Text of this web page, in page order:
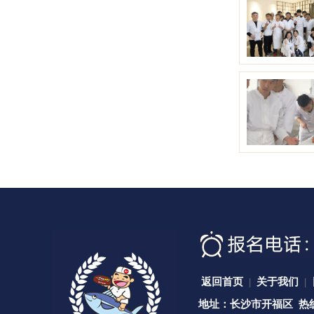
返回首页 | 关于我们 |
地址：长沙市开福区 热